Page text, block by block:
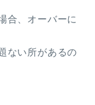
合、オーバーに
ない所があるの